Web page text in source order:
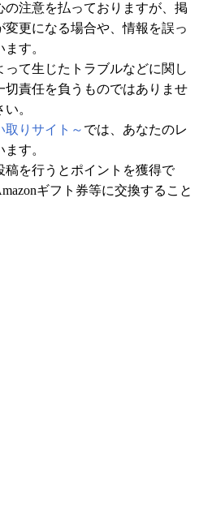
注意を払っておりますが、掲
更になる場合や、情報を誤っ
す。
て生じたトラブルなどに関し
切責任を負うものではありませ
。
取りサイト～ では、あなたのレ
す。
稿を行うとポイントを獲得で
ギフト券等に交換すること